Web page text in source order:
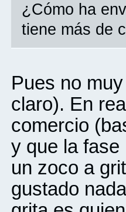
¿Cómo ha
tiene más de
Pues no
claro). En
comercio
y que la fase
un zoco a
gustado